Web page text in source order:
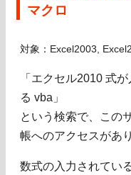
マクロ
対象：Excel2003,
「エクセル2010 式
る vba」
という検索で、この
帳へのアクセスがあ
数式の入力されてい